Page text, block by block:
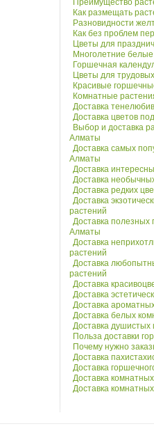
Преимущество
Как размещать
Разновидности
Как без проблем
Цветы для
Многолетние
Горшечная
Цветы для
Красивые
Комнатные
Доставка
Доставка цветов
Выбор и доставка
Алматы
Доставка самых
Алматы
Доставка
Доставка
Доставка редких
Доставка
растений
Доставка полезных
Алматы
Доставка
растений
Доставка
растений
Доставка
Доставка
Доставка
Доставка белых
Доставка душистых
Польза доставки
Почему нужно
Доставка
Доставка
Доставка
Доставка